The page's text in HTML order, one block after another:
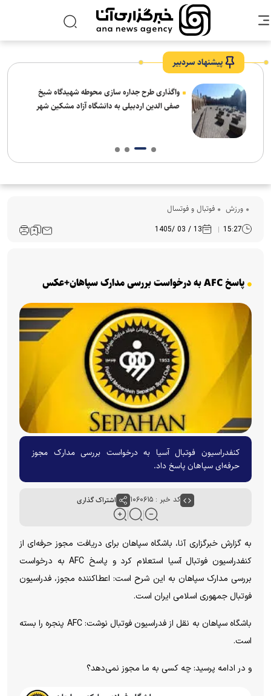
پیشنهاد سردبیر
واگذاری طرح جداره سازی محوطه شهیدگاه شیخ
صفی الدین اردبیلی به دانشگاه آزاد مشکین شهر
ورزش فوتبال و فوتسال
15:27
13 / 03 /1405
‏پاسخ AFC به درخواست بررسی مدارک سپاهان+عکس
کنفدراسیون فوتبال آسیا به درخواست بررسی مدارک مجوز
حرفه‌ای سپاهان پاسخ داد.
کد خبر : ۱۰۶۰۶۱۵ اشتراک گذاری
به گزارش خبرگزاری آنا، باشگاه سپاهان برای دریافت مجوز حرفه‌ای از
کنفدراسیون فوتبال آسیا استعلام کرد و پاسخ AFC به درخواست
بررسی مدارک سپاهان به این شرح است: اعطاکننده مجوز، فدراسیون
فوتبال جمهوری اسلامی ایران است.
باشگاه سپاهان به نقل از فدراسیون فوتبال نوشت: AFC پنجره را بسته
است.
و در ادامه پرسید: چه کسی به ما مجوز نمی‌دهد؟